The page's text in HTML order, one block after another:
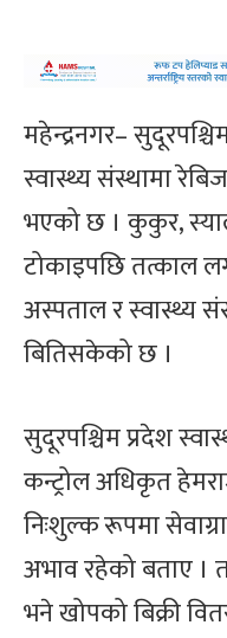
महेन्द्रनगर–
स्वास्थ्य संस्थामा
भएको छ । कुकुर,
टोकाइपछि तत्काल
अस्पताल र स्वास्थ्य
बितिसकेको छ ।
सुदूरपश्चिम प्रदेश
कन्ट्रोल अधिकृत
निःशुल्क रूपमा
अभाव रहेको बताए ।
भने खोपको बिक्री